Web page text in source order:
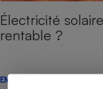
Électricité
rentable ?
ENQUÊTE